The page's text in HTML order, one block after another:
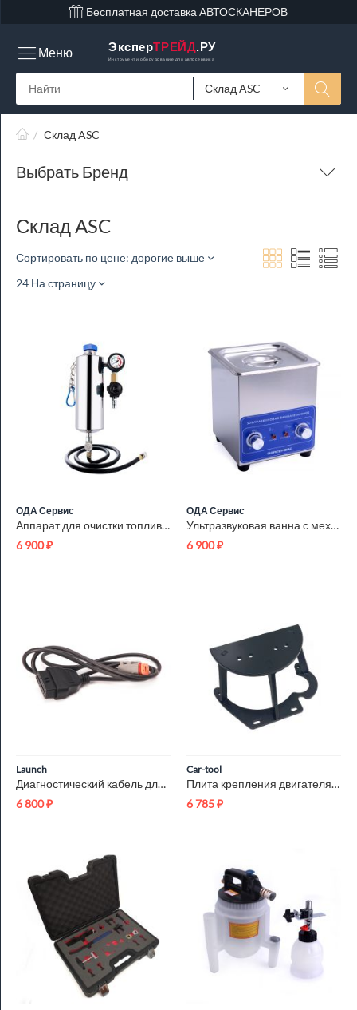
Бесплатная доставка АВТОСКАНЕРОВ
ЭксперТРЕЙД.РУ
Инструмент и оборудование для автосервиса
Склад ASC
Меню
/ Склад ASC
Выбрать Бренд
Склад ASC
Сортировать по цене: дорогие выше
24 На страницу
ОДА Сервис
Аппарат для очистки топливных систем ОДА Сервис GX-100
6 900₽
ОДА Сервис
Ультразвуковая ванна с механическим таймером и подогревом, 2л...
6 900₽
Launch
Диагностический кабель для мотоциклов Harley Davidson 4 pin L...
6 800₽
Car-tool
Плита крепления двигателя BMW 11 8 540 Car-Tool CT-U0113
6 785₽